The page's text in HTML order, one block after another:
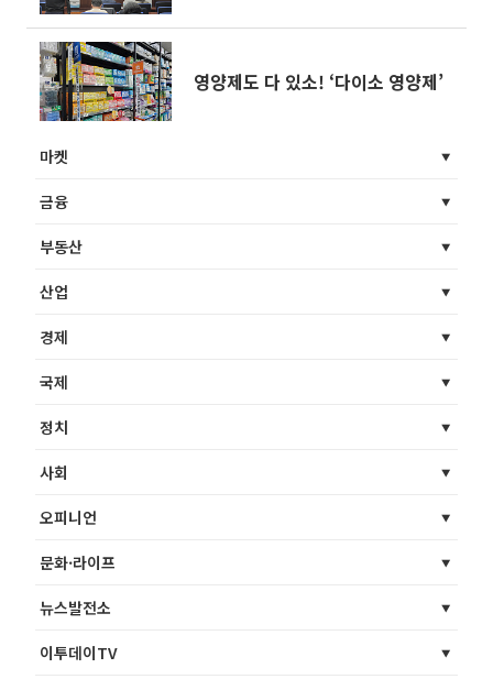
영양제도 다 있소! ‘다이소 영양제’
마켓
금융
부동산
산업
경제
국제
정치
사회
오피니언
문화·라이프
뉴스발전소
이투데이TV